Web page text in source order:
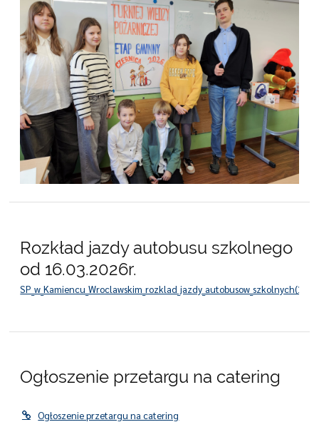
Rozkład jazdy autobusu szkolnego
od 16.03.2026r.
Ogłoszenie przetargu na catering
Ogłoszenie przetargu na catering